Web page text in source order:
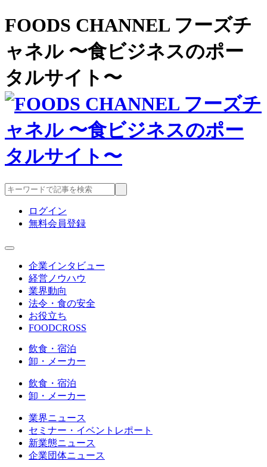
FOODS CHANNEL フーズチ
ャネル 〜食ビジネスのポー
タルサイト〜
ログイン
無料会員登録
企業インタビュー
経営ノウハウ
業界動向
法令・食の安全
お役立ち
FOODCROSS
飲食・宿泊
卸・メーカー
飲食・宿泊
卸・メーカー
業界ニュース
セミナー・イベントレポート
新業態ニュース
企業団体ニュース